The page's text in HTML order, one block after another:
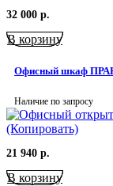
32 000 р.
В корзину
Офисный шкаф
Наличие по запросу
21 940 р.
В корзину